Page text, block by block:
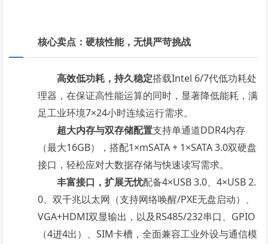
核心卖点：硬核性能，无惧严苛挑战
高效低功耗，持久稳定搭载Intel 6/7代低功耗处
理器，在保证高性能运算的同时，显著降低能耗，满
足工业环境7×24小时连续运行需求。
超大内存与双存储配置支持单通道DDR4内存
（最大16GB），搭配1×mSATA + 1×SATA 3.0双硬盘
接口，轻松应对大数据存储与快速读写需求。
丰富接口，扩展无忧配备4×USB 3.0、4×USB 2.
0、双千兆以太网（支持网络唤醒/PXE无盘启动）、
VGA+HDMI双显输出，以及RS485/232串口、GPIO
（4进4出）、SIM卡槽，全面兼容工业外设与通信模